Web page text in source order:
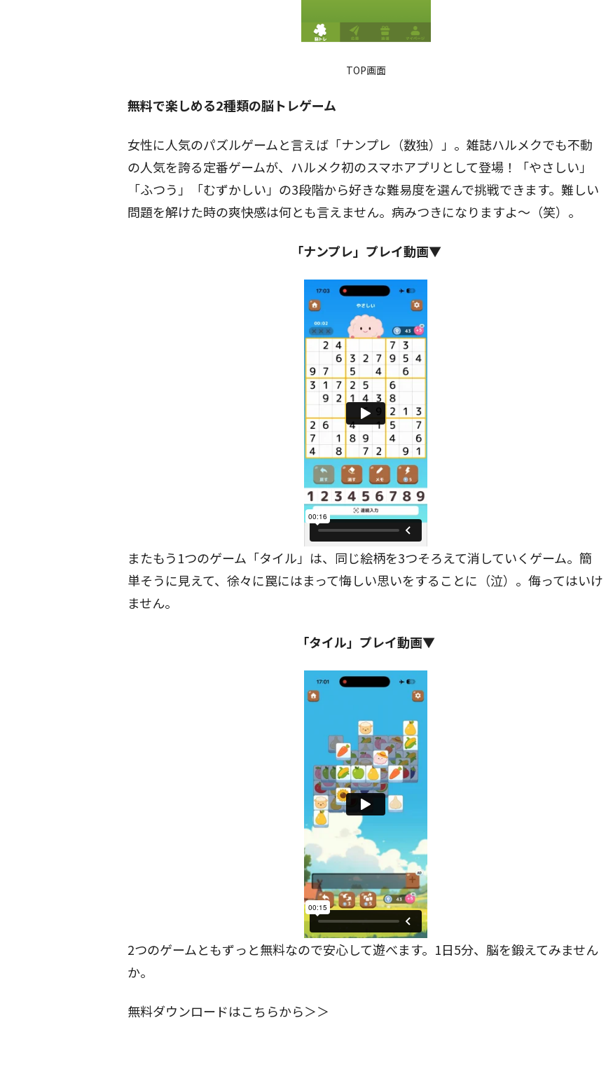
TOP画面
無料で楽しめる2種類の脳トレゲーム
女性に人気のパズルゲームと言えば「ナンプレ（数独）」。雑誌ハルメクでも不動
の人気を誇る定番ゲームが、ハルメク初のスマホアプリとして登場！「やさしい」
「ふつう」「むずかしい」の3段階から好きな難易度を選んで挑戦できます。難しい
問題を解けた時の爽快感は何とも言えません。病みつきになりますよ～（笑）。
「ナンプレ」プレイ動画▼
またもう1つのゲーム「タイル」は、同じ絵柄を3つそろえて消していくゲーム。簡
単そうに見えて、徐々に罠にはまって悔しい思いをすることに（泣）。侮ってはいけ
ません。
「タイル」プレイ動画▼
2つのゲームともずっと無料なので安心して遊べます。1日5分、脳を鍛えてみません
か。
無料ダウンロードはこちらから＞＞
閉じる